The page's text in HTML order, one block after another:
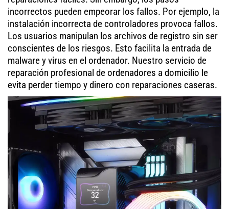
incorrectos pueden empeorar los fallos. Por ejemplo, la
instalación incorrecta de controladores provoca fallos.
Los usuarios manipulan los archivos de registro sin ser
conscientes de los riesgos. Esto facilita la entrada de
malware y virus en el ordenador. Nuestro servicio de
reparación profesional de ordenadores a domicilio le
evita perder tiempo y dinero con reparaciones caseras.